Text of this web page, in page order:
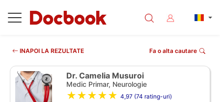
INAPOI LA REZULTATE Fa o alta cautare
Dr. Camelia Musuroi
Medic Primar, Neurologie
★★★★★ 4,97 (74 rating-uri)